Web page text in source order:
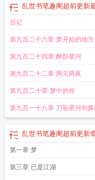
乱世书笔趣阁超前更新
后记
第九百二十六章 梦开始的地方
局
第九百二十四章 醉卧星河
第九百二十二章 两天两夜
第九百二十章 梦中的你
第九百一十八章 刀坠星河剑炼
乱世书笔趣阁超前更新
第一章 梦
第三章 已是江湖